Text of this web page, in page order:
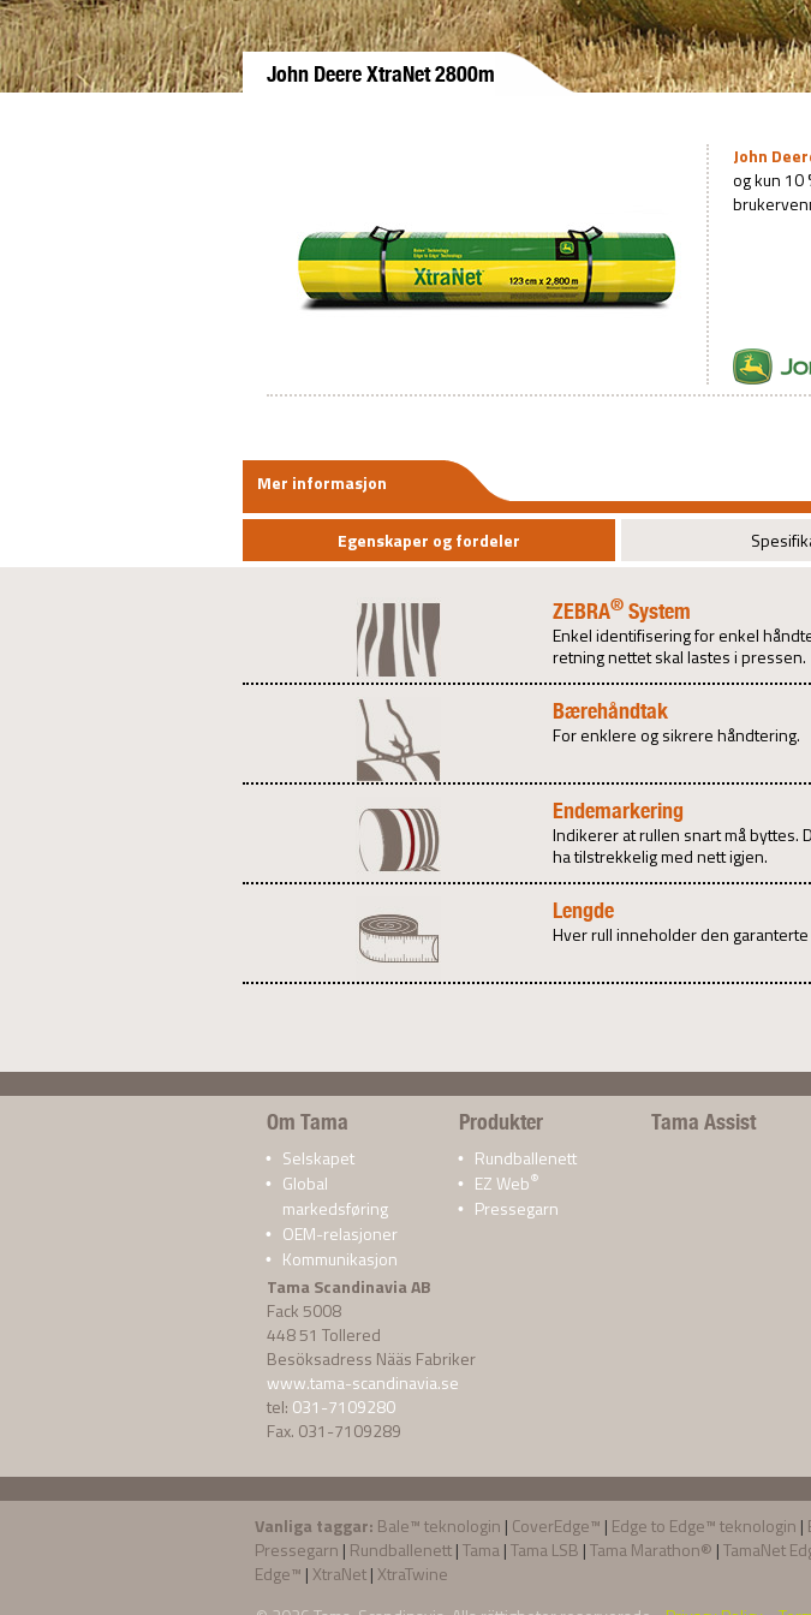
John Deere XtraNet 2800m
John
og kun 10
Mer informasjon
Egenskaper og fordeler
ZEBRA® System
Enkel identifisering for enkel
retning nettet skal lastes i pressen.
Bærehåndtak
For enklere og sikrere håndtering.
Endemarkering
Indikerer at rullen snart må byttes.
ha tilstrekkelig med nett igjen.
Lengde
Hver rull inneholder den
Om Tama
Selskapet
Global
markedsføring
OEM-relasjoner
Kommunikasjon
Produkter
Rundballenett
EZ Web®
Pressegarn
Tama Assist
Tama Scandinavia AB
Fack 5008
448 51 Tollered
Besöksadress Nääs Fabriker
www.tama-scandinavia.se
tel: 031-7109280
Fax. 031-7109289
Vanliga taggar: Bale™ teknologin | CoverEdge™ | Edge to Edge™ teknologin |
Pressegarn | Rundballenett|Tama|Tama LSB |Tama Marathon® |TamaNet
Edge™ |XtraNet|XtraTwine